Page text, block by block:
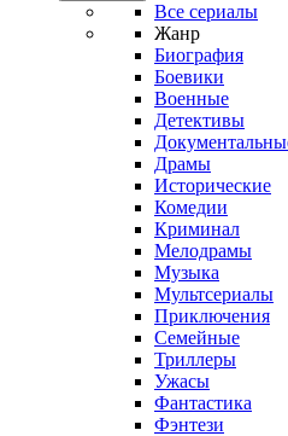
Все сериалы
Жанр
Биография
Боевики
Военные
Детективы
Драмы
Исторические
Комедии
Криминал
Мелодрамы
Музыка
Мультсериалы
Приключения
Семейные
Триллеры
Ужасы
Фантастика
Фэнтези